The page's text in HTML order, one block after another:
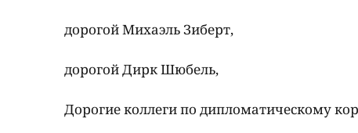
дорогой Михаэль Зиберт,
дорогой Дирк Шюбель,
Дорогие коллеги по дипломатическому